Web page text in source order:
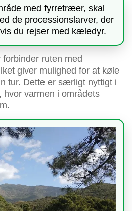
med fyrretræer, skal
de processionslarver, der
du rejser med kæledyr.
ruten med
giver mulighed for at køle
tur. Dette er særligt nyttigt i
, hvor varmen i områdets